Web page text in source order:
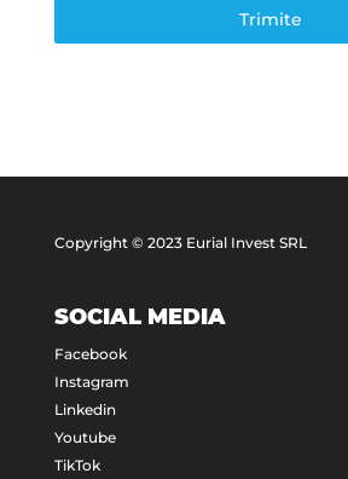
Trimite
Copyright © 2023 Eurial Invest SRL
SOCIAL MEDIA
Facebook
Instagram
Linkedin
Youtube
TikTok